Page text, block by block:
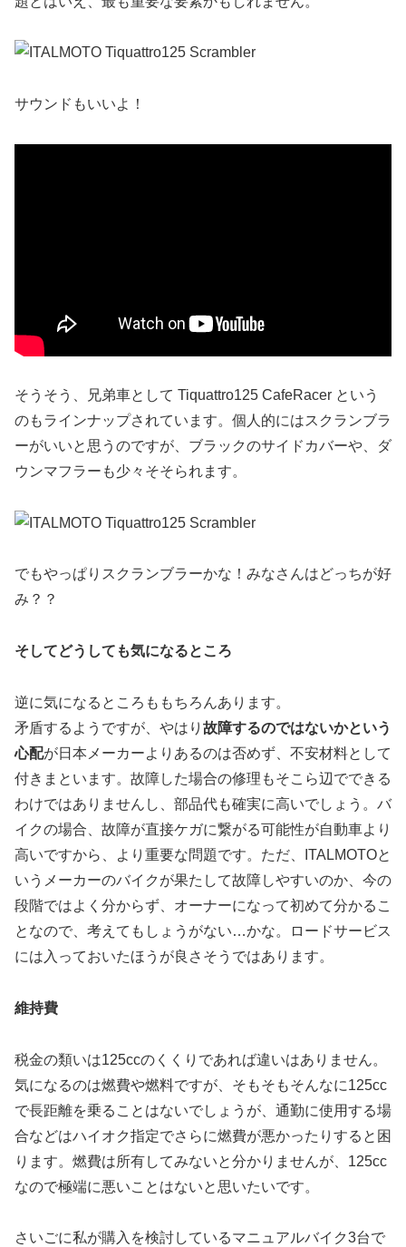
サウンドもいいよ！
そうそう、兄弟車として Tiquattro125 CafeRacer という
のもラインナップされています。個人的にはスクランブラ
ーがいいと思うのですが、ブラックのサイドカバーや、ダ
ウンマフラーも少々そそられます。
でもやっぱりスクランブラーかな！みなさんはどっちが好
み？？
そしてどうしても気になるところ
逆に気になるところももちろんあります。
矛盾するようですが、やはり 故障するのではないかという
心配が日本メーカーよりあるのは否めず、不安材料として
付きまといます。故障した場合の修理もそこら辺でできる
わけではありませんし、部品代も確実に高いでしょう。バ
イクの場合、故障が直接ケガに繋がる可能性が自動車より
高いですから、より重要な問題です。ただ、ITALMOTOと
いうメーカーのバイクが果たして故障しやすいのか、今の
段階ではよく分からず、オーナーになって初めて分かるこ
となので、考えてもしょうがない…かな。ロードサービス
には入っておいたほうが良さそうではあります。
維持費
税金の類いは125ccのくくりであれば違いはありません。
気になるのは燃費や燃料ですが、そもそもそんなに125cc
で長距離を乗ることはないでしょうが、通勤に使用する場
合などはハイオク指定でさらに燃費が悪かったりすると困
ります。燃費は所有してみないと分かりませんが、125cc
なので極端に悪いことはないと思いたいです。
さいごに私が購入を検討しているマニュアルバイク3台で